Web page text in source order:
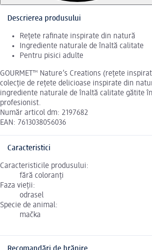
Descrierea produsului
Reţete rafinate inspirate din natură
Ingrediente naturale de înaltă calitate
Pentru pisici adulte
GOURMET™ Nature’s Creations (reţete
colecţie de reţete delicioase inspirate din
ingrediente naturale de înaltă calitate gătite
profesionist.
Număr articol dm: 2197682
EAN: 7613038056036
Caracteristici
Caracteristicile produsului:
fără coloranți
Faza vieții:
odrasel
Specie de animal:
mačka